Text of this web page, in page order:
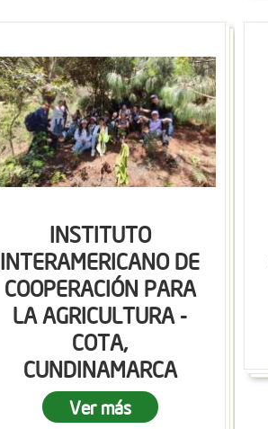
INSTITUTO
INTERAMERICANO DE
COOPERACIÓN PARA
LA AGRICULTURA -
COTA,
CUNDINAMARCA
Ver más